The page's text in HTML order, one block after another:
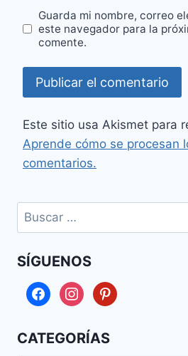
Guarda mi nombre, correo
este navegador para la
comente.
Este sitio usa Akismet para
Aprende cómo se procesan
comentarios.
Buscar:
SÍGUENOS
facebookinstagrampinterest
CATEGORÍAS